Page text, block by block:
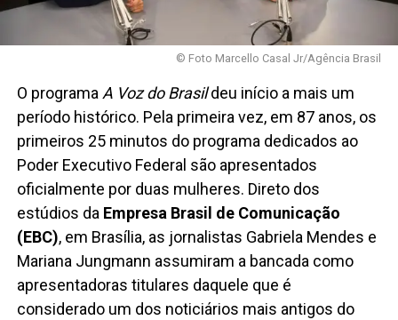
© Foto Marcello Casal Jr/Agência Brasil
O programaA Voz do Brasildeu início a mais um
período histórico. Pela primeira vez, em 87 anos, os
primeiros 25 minutos do programa dedicados ao
Poder Executivo Federal são apresentados
oficialmente por duas mulheres. Direto dos
estúdios da Empresa Brasil de Comunicação
(EBC), em Brasília, as jornalistas Gabriela Mendes e
Mariana Jungmann assumiram a bancada como
apresentadoras titulares daquele que é
considerado um dos noticiários mais antigos do